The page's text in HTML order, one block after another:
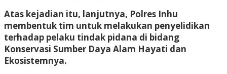
Atas kejadian itu, lanjutnya, Polres Inhu
membentuk tim untuk melakukan penyelidikan
terhadap pelaku tindak pidana di bidang
Konservasi Sumber Daya Alam Hayati dan
Ekosistemnya.